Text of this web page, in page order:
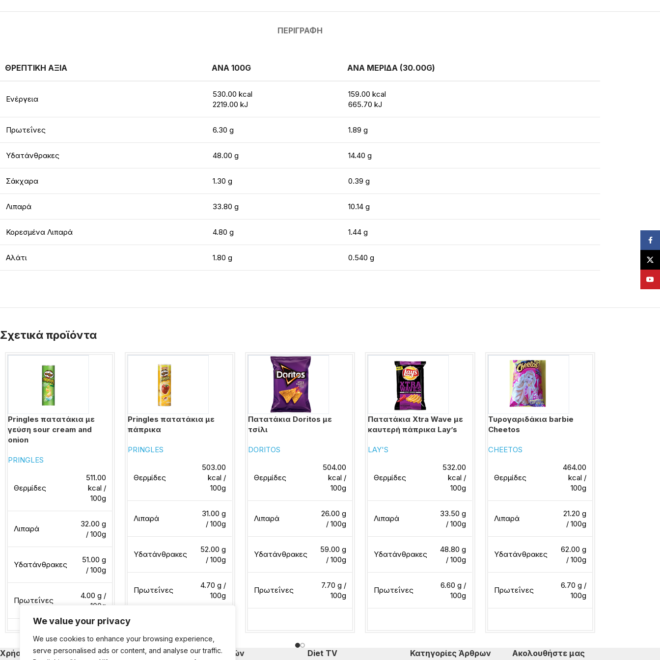
We value your privacy
We use cookies to enhance your browsing experience,
serve personalised ads or content, and analyse our traffic.
ΠΕΡΙΓΡΑΦΉ
ΘΡΕΠΤΙΚΗ ΑΞΙΑ ΑΝΑ 100G ΑΝΑ ΜΕΡΙΔΑ (30.00G)
Ενέργεια
530.00 kcal
2219.00 kJ
159.00 kcal
665.70 kJ
Πρωτεΐνες 6.30 g 1.89 g
Υδατάνθρακες 48.00 g 14.40 g
Σάκχαρα 1.30 g 0.39 g
Λιπαρά 33.80 g 10.14 g
Κορεσμένα Λιπαρά 4.80 g 1.44 g
Αλάτι 1.80 g 0.540 g
Σχετικά προϊόντα
Pringles πατατάκια με
γεύση sour cream and
onion
PRINGLES
Θερμίδες
511.00
kcal /
100g
Λιπαρά
32.00 g
/ 100g
Υδατάνθρακες
51.00 g
/ 100g
Πρωτεΐνες
4.00 g /
100g
Pringles πατατάκια με
πάπρικα
PRINGLES
Θερμίδες
503.00
kcal /
100g
Λιπαρά
31.00 g
/ 100g
Υδατάνθρακες
52.00 g
/ 100g
Πρωτεΐνες
4.70 g /
100g
Διαβάστε περισσότερα
Πατατάκια Doritos με
τσίλι
DORITOS
Θερμίδες
504.00
kcal /
100g
Λιπαρά
26.00 g
/ 100g
Υδατάνθρακες
59.00 g
/ 100g
Πρωτεΐνες
7.70 g /
100g
Πατατάκια Xtra Wave με
καυτερή πάπρικα Lay’s
LAY'S
Θερμίδες
532.00
kcal /
100g
Λιπαρά
33.50 g
/ 100g
Υδατάνθρακες
48.80 g
/ 100g
Πρωτεΐνες
6.60 g /
100g
Τυρογαριδάκια barbie
Cheetos
CHEETOS
Θερμίδες
464.00
kcal /
100g
Λιπαρά
21.20 g
/ 100g
Υδατάνθρακες
62.00 g
/ 100g
Πρωτεΐνες
6.70 g /
100g
Χρήσιμα Κατηγορίες Εκπομπών Diet TV Κατηγορίες Άρθρων Ακολουθήστε μας